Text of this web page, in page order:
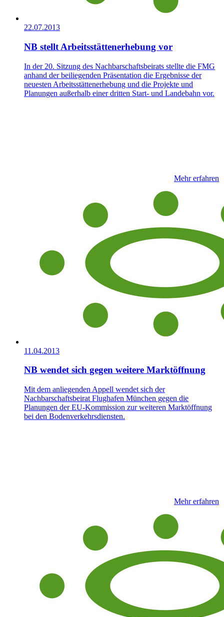
22.07.2013
NB stellt Arbeitsstättenerhebung vor
In der 20. Sitzung des Nachbarschaftsbeirats stellte die FMG
anhand der beiliegenden Präsentation die Ergebnisse der
neuesten Arbeitsstättenerhebung und die Projekte und
Planungen außerhalb einer dritten Start- und Landebahn vor.
Mehr erfahren
11.04.2013
NB wendet sich gegen weitere Marktöffnung
Mit dem anliegenden Appell wendet sich der
Nachbarschaftsbeirat Flughafen München gegen die
Planungen der EU-Kommission zur weiteren Marktöffnung
bei den Bodenverkehrsdiensten.
Mehr erfahren